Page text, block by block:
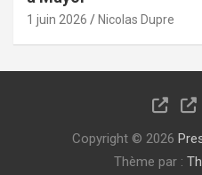
1 juin 2026 Nicolas Dupre
Copyright © 2026
Thème par :